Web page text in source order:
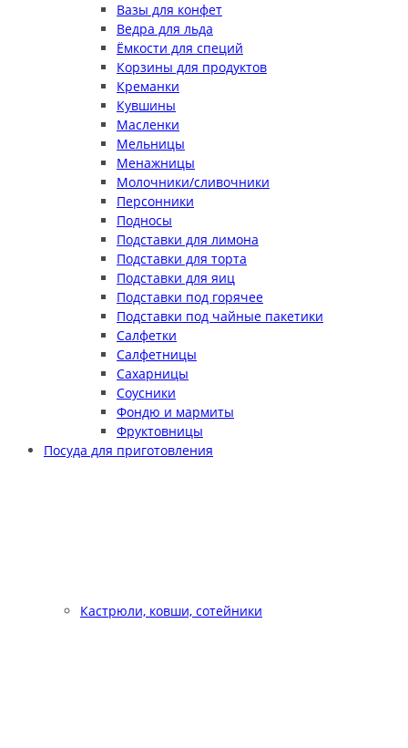
Вазы для конфет
Ведра для льда
Ёмкости для специй
Корзины для продуктов
Креманки
Кувшины
Масленки
Мельницы
Менажницы
Молочники/сливочники
Персонники
Подносы
Подставки для лимона
Подставки для торта
Подставки для яиц
Подставки под горячее
Подставки под чайные пакетики
Салфетки
Салфетницы
Сахарницы
Соусники
Фондю и мармиты
Фруктовницы
Посуда для приготовления
Кастрюли, ковши, сотейники